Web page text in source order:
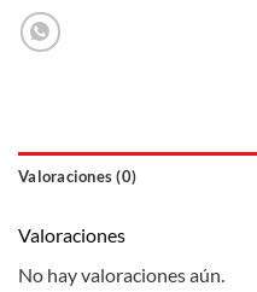
Valoraciones (0)
Valoraciones
No hay valoraciones aún.